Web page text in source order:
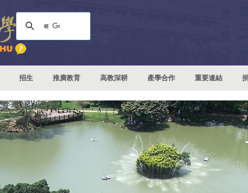
招生 推廣教育 高教深耕 產學合作 重要連結